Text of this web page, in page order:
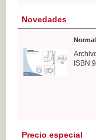
Novedades
Precio especial